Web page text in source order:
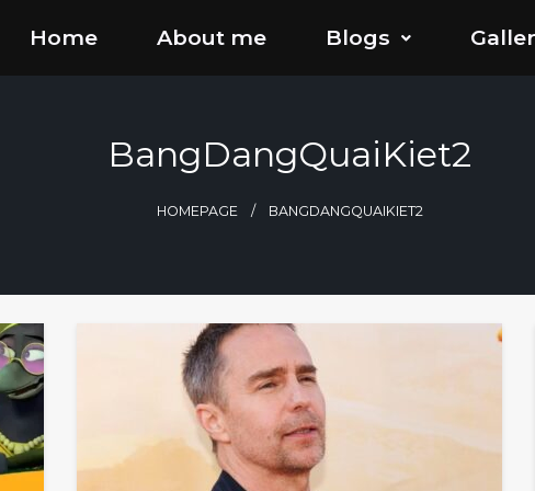
Home About me Blogs
BangDangQuaiKiet2
HOMEPAGE BANGDANGQUAIKIET2